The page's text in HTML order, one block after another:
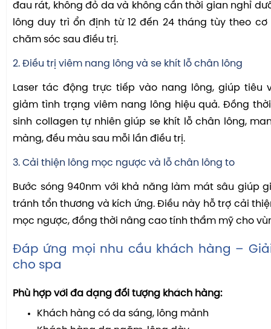
đau rát, không đỏ da và không cần thời gian nghỉ
lông duy trì ổn định từ 12 đến 24 tháng tùy theo
chăm sóc sau điều trị.
2. Điều trị viêm nang lông và se khít lỗ chân lông
Laser tác động trực tiếp vào nang lông, giúp tiêu
giảm tình trạng viêm nang lông hiệu quả. Đồng
sinh collagen tự nhiên giúp se khít lỗ chân lông,
màng, đều màu sau mỗi lần điều trị.
3. Cải thiện lông mọc ngược và lỗ chân lông to
Bước sóng 940nm với khả năng làm mát sâu giúp
tránh tổn thương và kích ứng. Điều này hỗ trợ cải
mọc ngược, đồng thời nâng cao tính thẩm mỹ cho
Đáp ứng mọi nhu cầu khách hàng –
cho spa
Phù hợp với đa dạng đối tượng khách hàng:
Khách hàng có da sáng, lông mảnh